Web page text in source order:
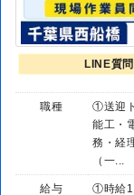
LINE質問
職種
①送迎
能工・
務・経
（一...
給与
①時給